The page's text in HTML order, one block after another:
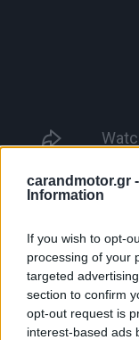
carandmotor.gr -
Information
If you wish to opt-
processing of your
targeted
section to confirm
opt-out request is
interest-based ads